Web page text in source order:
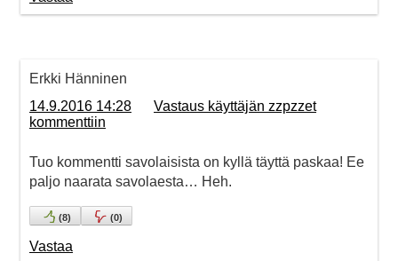
Erkki Hänninen
14.9.2016 14:28
Vastaus käyttäjän zzpzzet
kommenttiin
Tuo kommentti savolaisista on kyllä täyttä paskaa! Ee
paljo naarata savolaesta… Heh.
(8) (0)
Vastaa